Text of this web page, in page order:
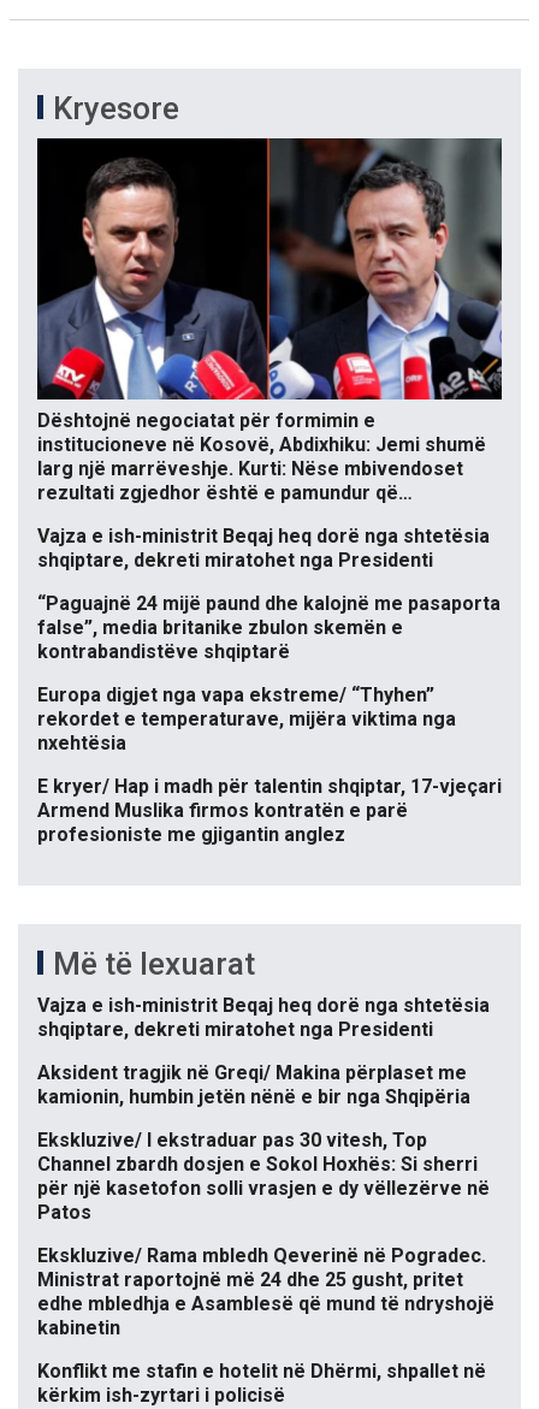
Kryesore
Dështojnë negociatat për formimin e
institucioneve në Kosovë, Abdixhiku: Jemi shumë
larg një marrëveshje. Kurti: Nëse mbivendoset
rezultati zgjedhor është e pamundur që…
Vajza e ish-ministrit Beqaj heq dorë nga shtetësia
shqiptare, dekreti miratohet nga Presidenti
“Paguajnë 24 mijë paund dhe kalojnë me pasaporta
false”, media britanike zbulon skemën e
kontrabandistëve shqiptarë
Europa digjet nga vapa ekstreme/ “Thyhen”
rekordet e temperaturave, mijëra viktima nga
nxehtësia
E kryer/ Hap i madh për talentin shqiptar, 17-vjeçari
Armend Muslika firmos kontratën e parë
profesioniste me gjigantin anglez
Më të lexuarat
Vajza e ish-ministrit Beqaj heq dorë nga shtetësia
shqiptare, dekreti miratohet nga Presidenti
Aksident tragjik në Greqi/ Makina përplaset me
kamionin, humbin jetën nënë e bir nga Shqipëria
Ekskluzive/ I ekstraduar pas 30 vitesh, Top
Channel zbardh dosjen e Sokol Hoxhës: Si sherri
për një kasetofon solli vrasjen e dy vëllezërve në
Patos
Ekskluzive/ Rama mbledh Qeverinë në Pogradec.
Ministrat raportojnë më 24 dhe 25 gusht, pritet
edhe mbledhja e Asamblesë që mund të ndryshojë
kabinetin
Konflikt me stafin e hotelit në Dhërmi, shpallet në
kërkim ish-zyrtari i policisë